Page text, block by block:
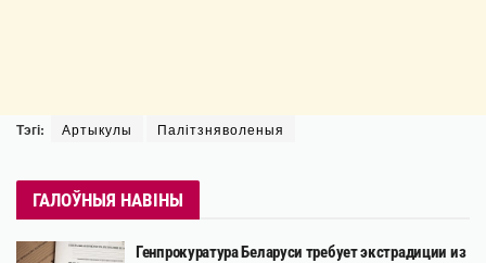
Тэгі: Артыкулы Палітзняволеныя
ГАЛОЎНЫЯ НАВІНЫ
Генпрокуратура Беларуси требует экстрадиции из